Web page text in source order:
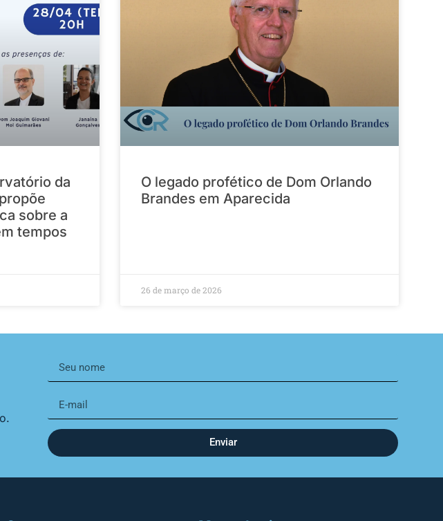
da
sobre a
tempos
O legado profético de Dom Orlando
Brandes em Aparecida
26 de março de 2026
Enviar